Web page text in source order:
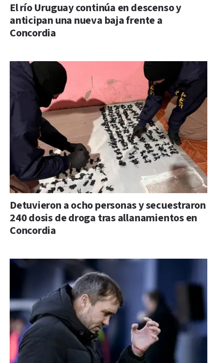
El río Uruguay continúa en descenso y
anticipan una nueva baja frente a
Concordia
Detuvieron a ocho personas y secuestraron
240 dosis de droga tras allanamientos en
Concordia